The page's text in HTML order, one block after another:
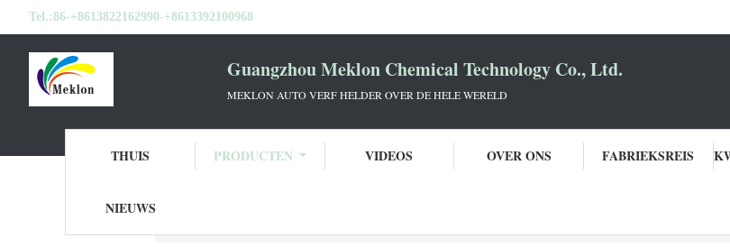
Tel.:86-+8613822162990-+8613392100968
Guangzhou Meklon Chemical Technology Co., Ltd.
MEKLON AUTO VERF HELDER OVER DE HELE WERELD
THUIS PRODUCTEN VIDEOS OVER ONS FABRIEKSREIS
NIEUWS